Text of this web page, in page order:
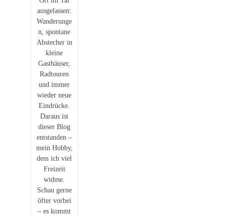
ausgelassen:
Wanderunge
n, spontane
Abstecher in
kleine
Gasthäuser,
Radtouren
und immer
wieder neue
Eindrücke.
Daraus ist
dieser Blog
entstanden –
mein Hobby,
dem ich viel
Freizeit
widme.
Schau gerne
öfter vorbei
– es kommt